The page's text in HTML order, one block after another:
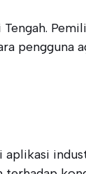
pengguna